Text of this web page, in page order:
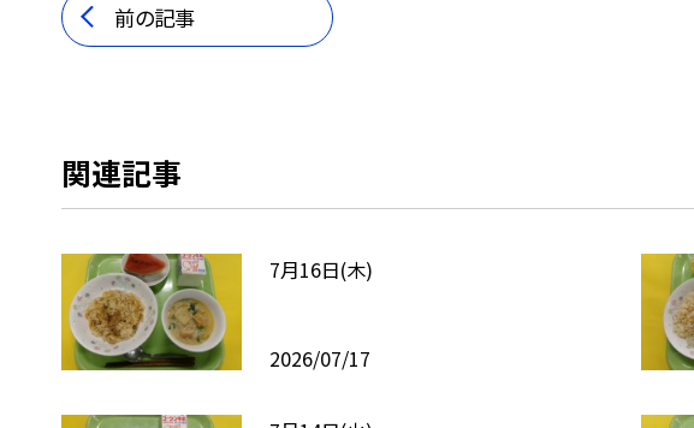
前の記事
関連記事
7月16日(木)
2026/07/17